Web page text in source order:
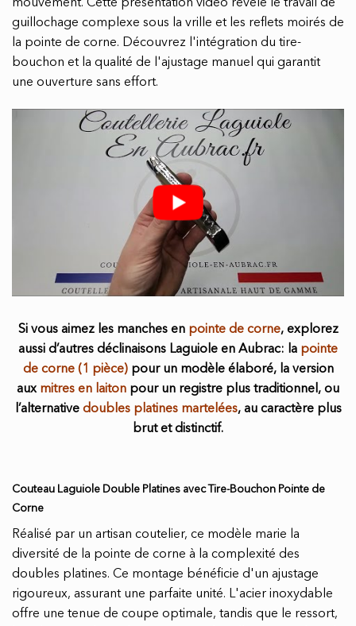
Couteau Laguiole Double Platines avec Tire-Bouchon Pointe de
Corne
Réalisé par un artisan coutelier, ce modèle marie la
diversité de la pointe de corne à la complexité des
doubles platines. Ce montage bénéficie d'un ajustage
rigoureux, assurant une parfaite unité. L'acier inoxydable
offre une tenue de coupe optimale, tandis que le ressort,
mouvement. Cette présentation vidéo révèle le travail de
guillochage complexe sous la vrille et les reflets moirés de
la pointe de corne. Découvrez l'intégration du tire-
bouchon et la qualité de l'ajustage manuel qui garantit
une ouverture sans effort.
Si vous aimez les manches en pointe de corne, explorez
aussi d’autres déclinaisons Laguiole en Aubrac: la pointe
de corne (1 pièce)pour un modèle élaboré, la version
aux mitres en laiton pour un registre plus traditionnel, ou
l’alternative doubles platines martelées, au caractère plus
brut et distinctif.